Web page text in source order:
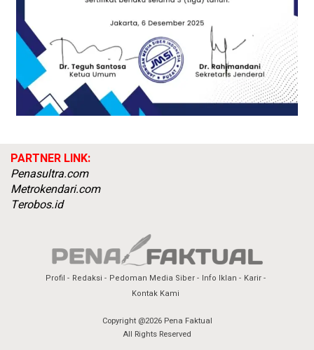
PARTNER LINK:
Penasultra.com
Metrokendari.com
Terobos.id
Profil Redaksi Pedoman Media Siber Info Iklan
Karir
Kontak Kami
Copyright @2026 Pena Faktual
All Rights Reserved